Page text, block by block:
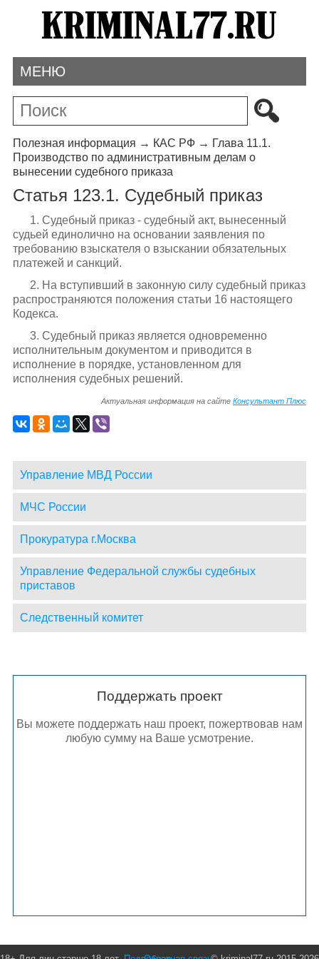
МЕНЮ
Полезная информация → КАС РФ→ Глава 11.1.
Производство по административным делам о
вынесении судебного приказа
Статья 123.1. Судебный приказ
1. Судебный приказ - судебный акт, вынесенный
судьей единолично на основании заявления по
требованию взыскателя о взыскании обязательных
платежей и санкций.
2. На вступивший в законную силу судебный приказ
распространяются положения статьи 16 настоящего
Кодекса.
3. Судебный приказ является одновременно
исполнительным документом и приводится в
исполнение в порядке, установленном для
исполнения судебных решений.
Актуальная информация на сайтеКонсультант Плюс
Управление МВД России
МЧС России
Прокуратура г.Москва
Управление Федеральной службы судебных
приставов
Следственный комитет
Поддержать проект
Вы можете поддержать наш проект, пожертвовав нам
любую сумму на Ваше усмотрение.